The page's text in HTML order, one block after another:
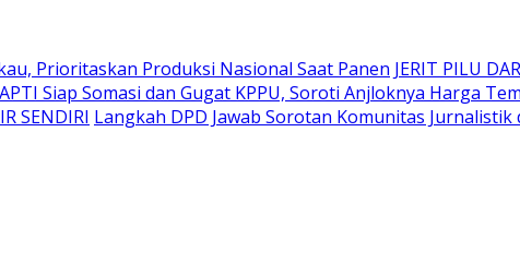
Prioritaskan Produksi Nasional Saat Panen JERIT PILU
APTI Siap Somasi dan Gugat KPPU, Soroti Anjloknya Harga
SENDIRI Langkah DPD Jawab Sorotan Komunitas